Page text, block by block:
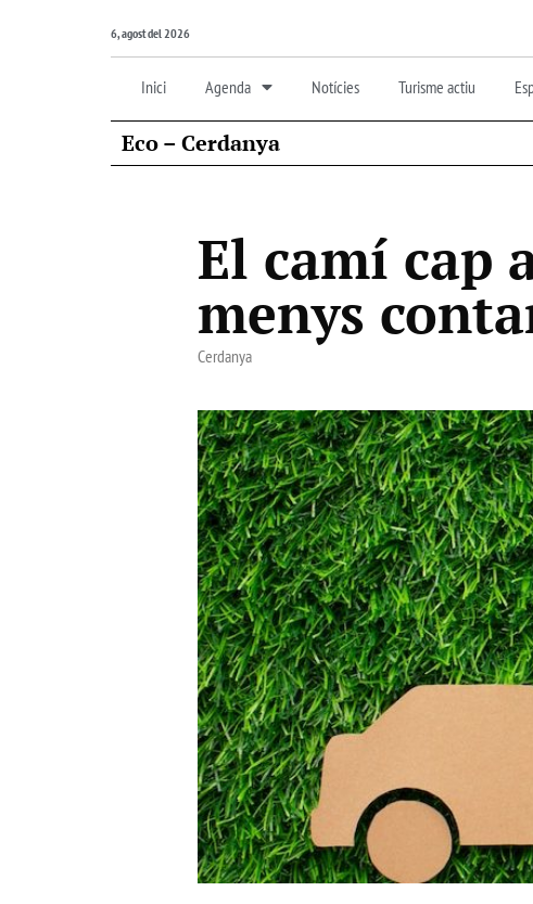
6, agost del 2026
Inici Agenda Notícies Turisme actiu
Eco – Cerdanya
El camí cap
menys
Cerdanya